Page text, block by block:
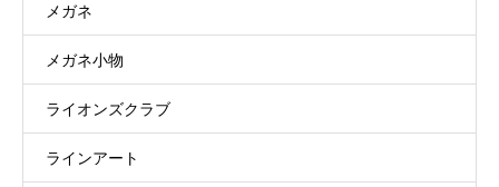
メガネ
メガネ小物
ライオンズクラブ
ラインアート